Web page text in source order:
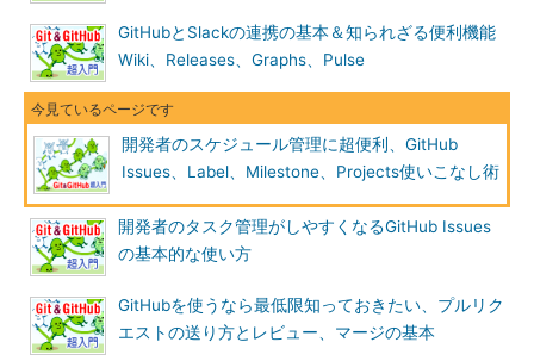
GitHubとSlackの連携の基本＆知られざる便利機能
Wiki、Releases、Graphs、Pulse
開発者のスケジュール管理に超便利、GitHub
Issues、Label、Milestone、Projects使いこなし術
開発者のタスク管理がしやすくなるGitHub Issues
の基本的な使い方
GitHubを使うなら最低限知っておきたい、プルリク
エストの送り方とレビュー、マージの基本